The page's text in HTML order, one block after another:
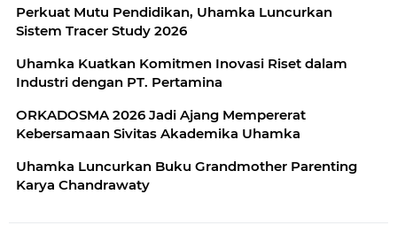
Perkuat Mutu Pendidikan, Uhamka Luncurkan
Sistem Tracer Study 2026
Uhamka Kuatkan Komitmen Inovasi Riset dalam
Industri dengan PT. Pertamina
ORKADOSMA 2026 Jadi Ajang Mempererat
Kebersamaan Sivitas Akademika Uhamka
Uhamka Luncurkan Buku Grandmother Parenting
Karya Chandrawaty